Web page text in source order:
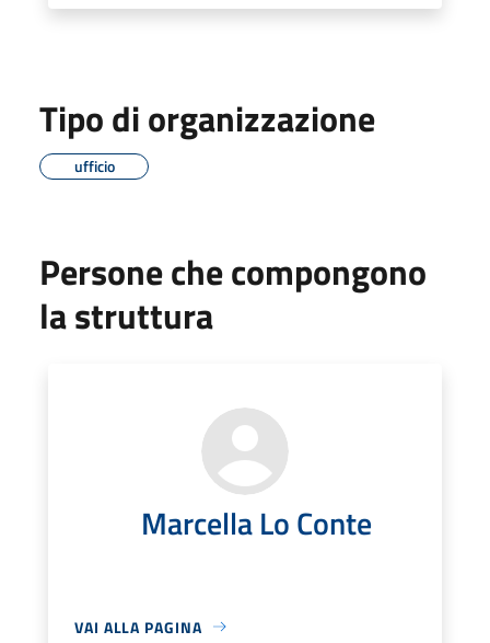
Tipo di organizzazione
ufficio
Persone che compongono
la struttura
Marcella Lo Conte
VAI ALLA PAGINA